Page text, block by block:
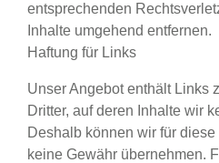
entsprechenden
Inhalte umgehend entfernen.
Haftung für Links
Unser Angebot enthält Links
Dritter, auf deren Inhalte wir
Deshalb können wir für
keine Gewähr übernehmen.